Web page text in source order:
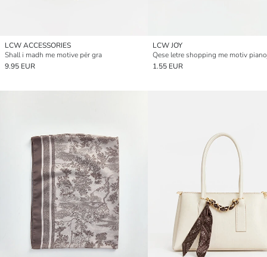
LCW ACCESSORIES
Shall i madh me motive për gra
9.95 EUR
LCW JOY
1.55 EUR